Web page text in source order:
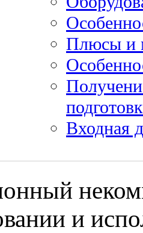
Плюсы и
Входная
и